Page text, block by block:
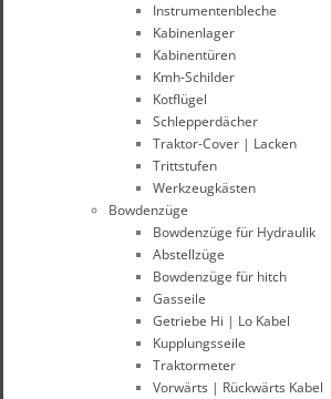
Instrumentenbleche
Kabinenlager
Kabinentüren
Kmh-Schilder
Kotflügel
Schlepperdächer
Traktor-Cover | Lacken
Trittstufen
Werkzeugkästen
Bowdenzüge
Bowdenzüge für Hydraulik
Abstellzüge
Bowdenzüge für hitch
Gasseile
Getriebe Hi | Lo Kabel
Kupplungsseile
Traktormeter
Vorwärts | Rückwärts Kabel